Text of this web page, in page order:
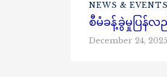
NEWS & EVENTS
စီမံခန့်ခွဲမှုပြန်လ
December 24, 2025